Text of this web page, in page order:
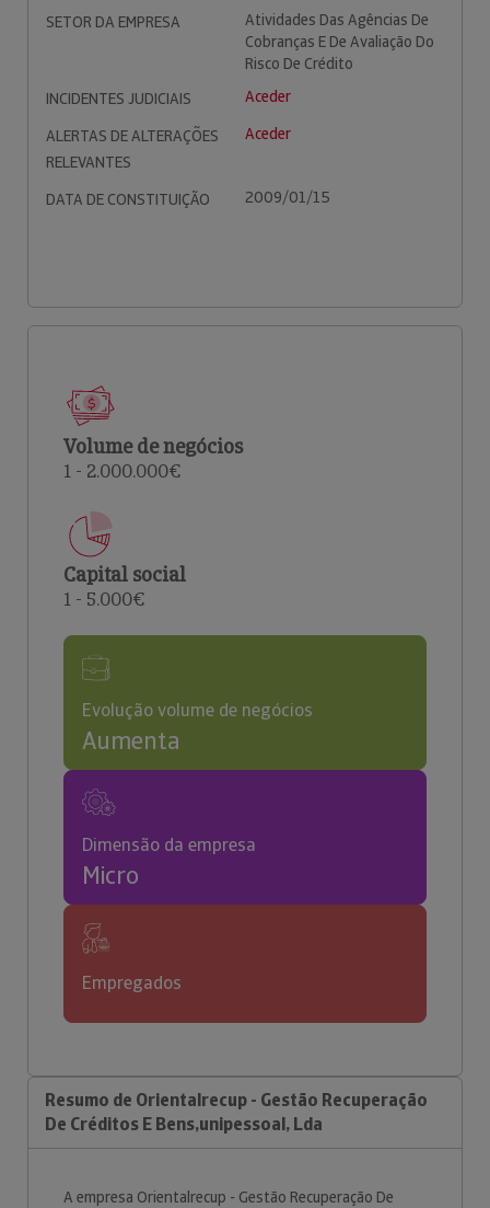
SETOR DA EMPRESA
Atividades Das Agências De
Cobranças E De Avaliação Do
Risco De Crédito
INCIDENTES JUDICIAIS
Aceder
ALERTAS DE ALTERAÇÕES
RELEVANTES
Aceder
DATA DE CONSTITUIÇÃO 2009/01/15
Volume de negócios
1 - 2.000.000€
Capital social
1 - 5.000€
Evolução volume de negócios
Aumenta
Dimensão da empresa
Micro
Empregados
Resumo de Orientalrecup - Gestão Recuperação
De Créditos E Bens,unipessoal, Lda
A empresa Orientalrecup - Gestão Recuperação De